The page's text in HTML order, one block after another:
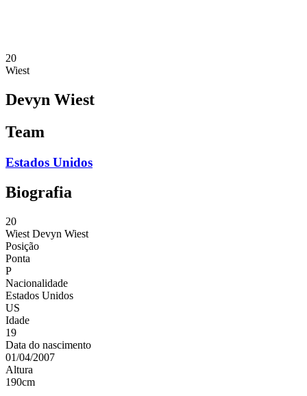
20
Wiest
Devyn Wiest
Team
Estados Unidos
Biografia
20
Wiest Devyn Wiest
Posição
Ponta
P
Nacionalidade
Estados Unidos
US
Idade
19
Data do nascimento
01/04/2007
Altura
190cm